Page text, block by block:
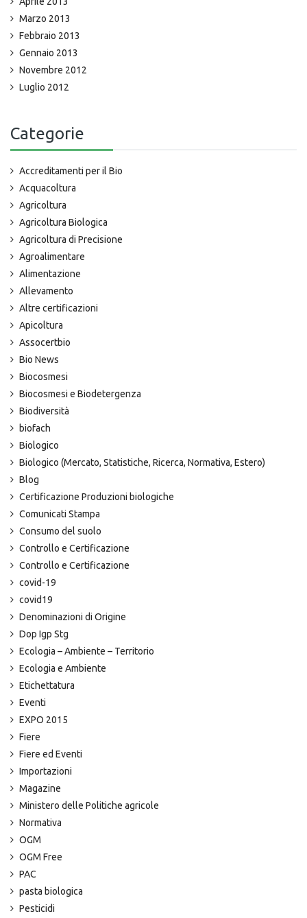
Marzo 2013
Febbraio 2013
Gennaio 2013
Novembre 2012
Luglio 2012
Categorie
Accreditamenti per il Bio
Acquacoltura
Agricoltura
Agricoltura Biologica
Agricoltura di Precisione
Agroalimentare
Alimentazione
Allevamento
Altre certificazioni
Apicoltura
Assocertbio
Bio News
Biocosmesi
Biocosmesi e Biodetergenza
Biodiversità
biofach
Biologico
Biologico (Mercato, Statistiche, Ricerca, Normativa, Estero)
Blog
Certificazione Produzioni biologiche
Comunicati Stampa
Consumo del suolo
Controllo e Certificazione
Controllo e Certificazione
covid-19
covid19
Denominazioni di Origine
Dop Igp Stg
Ecologia – Ambiente – Territorio
Ecologia e Ambiente
Etichettatura
Eventi
EXPO 2015
Fiere
Fiere ed Eventi
Importazioni
Magazine
Ministero delle Politiche agricole
Normativa
OGM
OGM Free
PAC
pasta biologica
Pesticidi